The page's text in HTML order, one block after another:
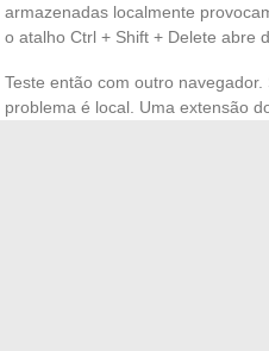
armazenadas localmente
o atalho Ctrl + Shift + Delete abre
Teste então com outro
problema é local. Uma extensão